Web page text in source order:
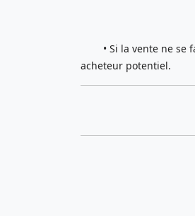
• Si la vente ne se
acheteur potentiel.